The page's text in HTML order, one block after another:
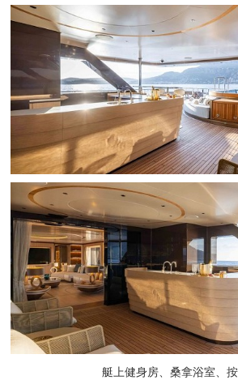
艇上健身房、桑拿浴室、